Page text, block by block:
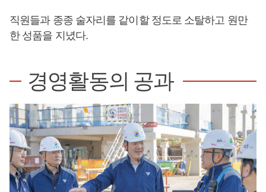
직원들과 종종 술자리를 같이할 정도로 소탈하고 원만
한 성품을 지녔다.
경영활동의 공과